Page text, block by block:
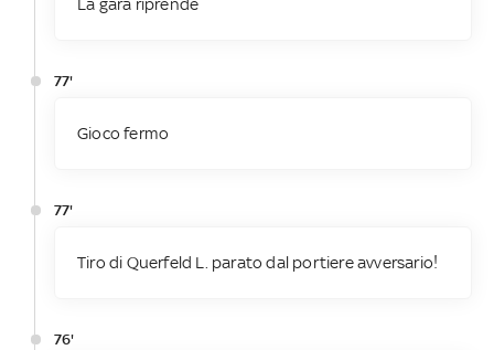
77'
Gioco fermo
77'
Tiro di Querfeld L. parato dal portiere avversario!
76'